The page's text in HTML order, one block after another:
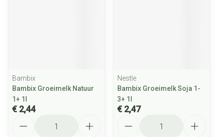
Bambix
Bambix Groeimelk Natuur
1+ 1l
€ 2,44
Nestle
Bambix Groeimelk Soja 1-
3+ 1l
€ 2,47